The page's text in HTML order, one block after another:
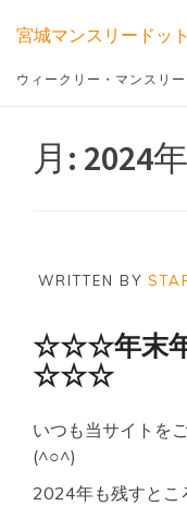
宮城マンスリードッ
ウィークリー・マンスリ
月: 2024
WRITTEN BY
☆☆☆年末年
☆☆☆
いつも当サイトを
(^○^)
2024年も残すとこ